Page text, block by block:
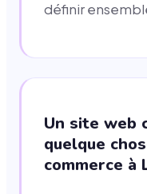
définir
Un site web
quelque
commerce à